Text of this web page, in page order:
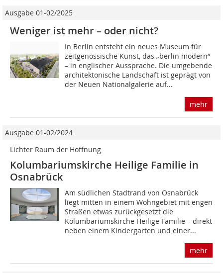
Ausgabe 01-02/2025
Weniger ist mehr – oder nicht?
In Berlin entsteht ein neues Museum für
zeitgenössische Kunst, das „berlin modern“
– in englischer Aussprache. Die umgebende
architektonische Landschaft ist geprägt von
der Neuen Nationalgalerie auf...
mehr
Ausgabe 01-02/2024
Lichter Raum der Hoffnung
Kolumbariumskirche Heilige Familie in
Osnabrück
Am südlichen Stadtrand von Osnabrück
liegt mitten in einem Wohngebiet mit engen
Straßen etwas zurückgesetzt die
Kolumbariumskirche Heilige Familie – direkt
neben einem Kindergarten und einer...
mehr